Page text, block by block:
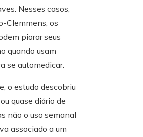
Nesses casos,
Clemmens, os
piorar seus
quando usam
se automedicar.
o estudo descobriu
quase diário de
não o uso semanal
associado a um